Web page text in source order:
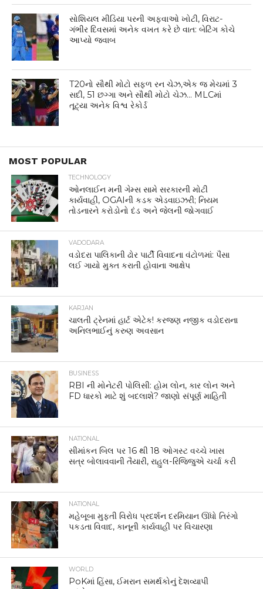
સોશિયલ મીડિયા પરની અફવાઓ ખોટી, વિરાટ-
ગંભીર દિવસમાં અનેક વખત કરે છે વાત: બેટિંગ કોચે
આપ્યો જવાબ
T20નો સૌથી મોટો સફળ રન ચેઝ,એક જ મેચમાં 3
સદી, 51 છગ્ગા અને સૌથી મોટો ચેઝ… MLCમાં
તૂટ્યા અનેક વિશ્વ રેકોર્ડ
MOST POPULAR
TECHNOLOGY
ઓનલાઈન મની ગેમ્સ સામે સરકારની મોટી
કાર્યવાહી, OGAIની કડક એડવાઇઝરી; નિયમ
તોડનારને કરોડોનો દંડ અને જેલની જોગવાઈ
VADODARA
વડોદરા પાલિકાની ઢોર પાર્ટી વિવાદના વંટોળમાં: પૈસા
લઈ ગાયો મુક્ત કરાતી હોવાના આક્ષેપ
KARJAN
ચાલતી ટ્રેનમાં હાર્ટ એટેક! કરજણ નજીક વડોદરાના
અનિલભાઈનું કરુણ અવસાન
BUSINESS
RBI ની મોનેટરી પોલિસી: હોમ લોન, કાર લોન અને
FD ધારકો માટે શું બદલાશે? જાણો સંપૂર્ણ માહિતી
NATIONAL
સીમાંકન બિલ પર 16 થી 18 ઓગસ્ટ વચ્ચે ખાસ
સત્ર બોલાવવાની તૈયારી, રાહુલ-રિજિજુએ ચર્ચા કરી
NATIONAL
મહેબૂબા મુફ્તી વિરોધ પ્રદર્શન દરમિયાન ઊંધો તિરંગો
પકડતા વિવાદ, કાનૂની કાર્યવાહી પર વિચારણા
WORLD
PoKમાં હિંસા, ઈમરાન સમર્થકોનું દેશવ્યાપી